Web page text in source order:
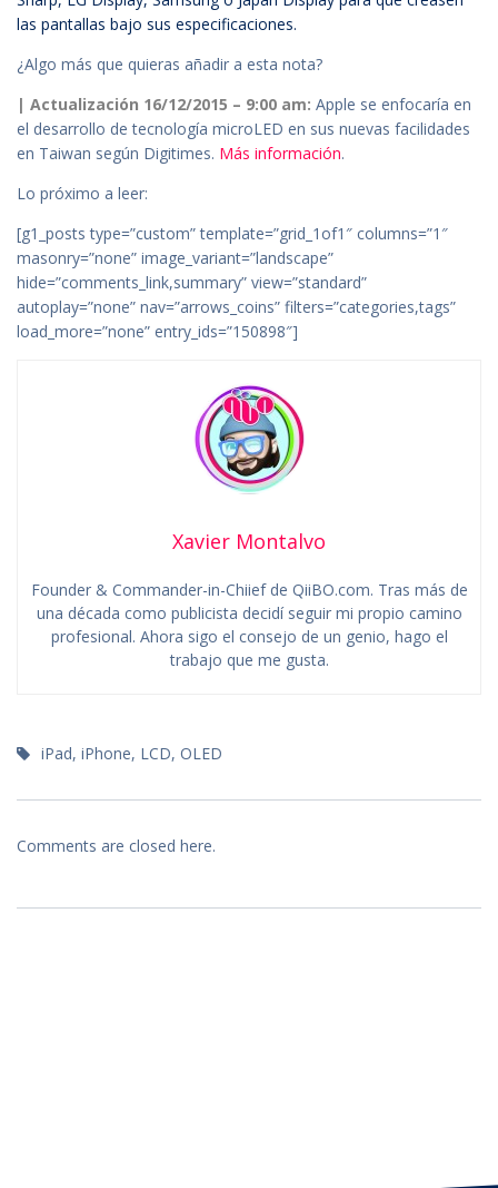
las pantallas bajo sus especificaciones.
¿Algo más que quieras añadir a esta nota?
| Actualización 16/12/2015 – 9:00 am: Apple se enfocaría en
el desarrollo de tecnología microLED en sus nuevas facilidades
en Taiwan según Digitimes. Más información.
Lo próximo a leer:
[g1_posts type=”custom” template=”grid_1of1″ columns=”1″
masonry=”none” image_variant=”landscape”
hide=”comments_link,summary” view=”standard”
autoplay=”none” nav=”arrows_coins” filters=”categories,tags”
load_more=”none” entry_ids=”150898″]
Xavier Montalvo
Founder & Commander-in-Chiief de QiiBO.com. Tras más de
una década como publicista decidí seguir mi propio camino
profesional. Ahora sigo el consejo de un genio, hago el
trabajo que me gusta.
iPad, iPhone, LCD, OLED
Comments are closed here.